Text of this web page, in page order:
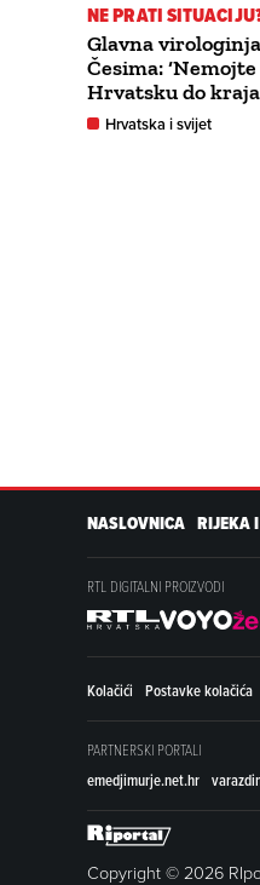
NE PRATI
Glavna
Česima:
Hrvatsku do kraja
Hrvatska i svijet
NASLOVNICA RIJEKA
RTL DIGITALNI PROIZVODI
Kolačići Postavke kolačića
PARTNERSKI PORTALI
emedjimurje.net.hr
Copyright © 2026